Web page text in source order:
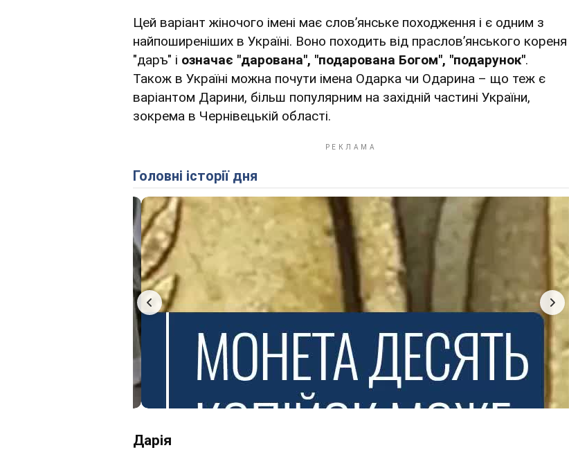
Цей варіант жіночого імені має слов’янське походження і є одним з
найпоширеніших в Україні. Воно походить від праслов’янського кореня
"даръ" і означає "дарована", "подарована Богом", "подарунок".
Також в Україні можна почути імена Одарка чи Одарина – що теж є
варіантом Дарини, більш популярним на західній частині України,
зокрема в Чернівецькій області.
Головні історії дня
Дарія